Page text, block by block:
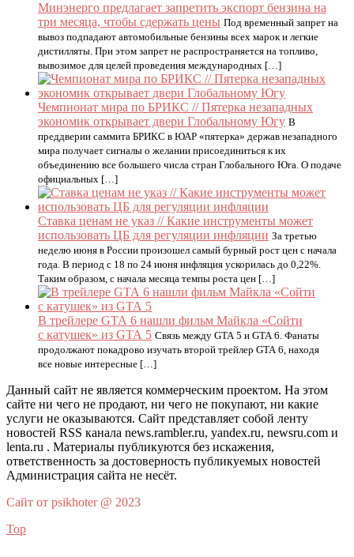
Минэнерго предлагает запретить экспорт бензина на
три месяца, чтобы сдержать цены Под временный запрет на
вывоз подпадают автомобильные бензины всех марок и легкие
дистилляты. При этом запрет не распространяется на топливо,
вывозимое для целей проведения международных […]
Чемпионат мира по БРИКС // Пятерка незападных
экономик открывает двери Глобальному Югу В
преддверии саммита БРИКС в ЮАР «пятерка» держав незападного
мира получает сигналы о желании присоединиться к их
объединению все большего числа стран Глобального Юга. О подаче
официальных […]
Ставка ценам не указ // Какие инструменты может
использовать ЦБ для регуляции инфляции За третью
неделю июня в России произошел самый бурный рост цен с начала
года. В период с 18 по 24 июня инфляция ускорилась до 0,22%.
Таким образом, с начала месяца темпы роста цен […]
В трейлере GTA 6 нашли фильм Майкла «Сойти
с катушек» из GTA 5 Связь между GTA 5 и GTA 6. Фанаты
продолжают покадрово изучать второй трейлер GTA 6, находя
все новые интересные […]
Данный сайт не является коммерческим проектом. На этом
сайте ни чего не продают, ни чего не покупают, ни какие
услуги не оказываются. Сайт представляет собой ленту
новостей RSS канала news.rambler.ru, yandex.ru, newsru.com и
lenta.ru . Материалы публикуются без искажения,
ответственность за достоверность публикуемых новостей
Администрация сайта не несёт.
Сайт от psikhoter @ 2023
Top